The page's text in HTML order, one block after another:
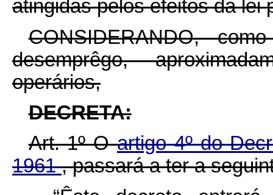
atingidas pelos efeitos da lei
CONSIDERANDO,
desemprêgo,
operários,
DECRETA:
Art. 1º Oartigo 4º do
1961, passará a ter a